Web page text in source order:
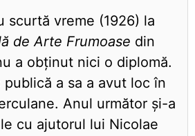
scurtă vreme (1926) la
de Arte Frumoase din
a obținut nici o diplomă.
a sa a avut loc în
Anul următor și-a
cu ajutorul lui Nicolae